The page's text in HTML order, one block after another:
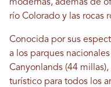
modernas, además de
río Colorado y las rocas
Conocida por sus
a los parques
Canyonlands (44
turístico para todos los